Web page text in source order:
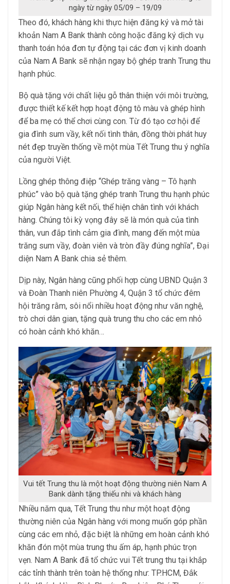
ngày từ ngày 05/09 – 19/09
Theo đó, khách hàng khi thực hiện đăng ký và mở tài
khoản Nam A Bank thành công hoặc đăng ký dịch vụ
thanh toán hóa đơn tự động tại các đơn vị kinh doanh
của Nam A Bank sẽ nhận ngay bộ ghép tranh Trung thu
hạnh phúc.
Bộ quà tặng với chất liệu gỗ thân thiện với môi trường,
được thiết kế kết hợp hoạt động tô màu và ghép hình
để ba mẹ có thể chơi cùng con. Từ đó tạo cơ hội để
gia đình sum vầy, kết nối tình thân, đồng thời phát huy
nét đẹp truyền thống về một mùa Tết Trung thu ý nghĩa
của người Việt.
Lồng ghép thông điệp “Ghép trăng vàng – Tô hạnh
phúc” vào bộ quà tặng ghép tranh Trung thu hạnh phúc
giúp Ngân hàng kết nối, thể hiện chân tình với khách
hàng. Chúng tôi kỳ vọng đây sẽ là món quà của tình
thân, vun đắp tình cảm gia đình, mang đến một mùa
trăng sum vầy, đoàn viên và tròn đầy đúng nghĩa”, Đại
diện Nam A Bank chia sẻ thêm.
Dịp này, Ngân hàng cũng phối hợp cùng UBND Quận 3
và Đoàn Thanh niên Phường 4, Quận 3 tổ chức đêm
hội trăng rằm, sôi nổi nhiều hoạt động như văn nghệ,
trò chơi dân gian, tặng quà trung thu cho các em nhỏ
có hoàn cảnh khó khăn…
Vui tết Trung thu là một hoạt động thường niên Nam A
Bank dành tặng thiếu nhi và khách hàng
Nhiều năm qua, Tết Trung thu như một hoạt động
thường niên của Ngân hàng với mong muốn góp phần
cùng các em nhỏ, đặc biệt là những em hoàn cảnh khó
khăn đón một mùa trung thu ấm áp, hạnh phúc trọn
vẹn. Nam A Bank đã tổ chức vui Tết trung thu tại khắp
các tỉnh thành trên toàn hệ thống như: TP.HCM, Đắk